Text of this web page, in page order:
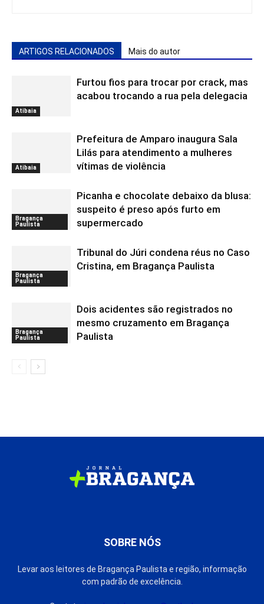
ARTIGOS RELACIONADOS Mais do autor
Atibaia
Furtou fios para trocar por crack, mas
acabou trocando a rua pela delegacia
Atibaia
Prefeitura de Amparo inaugura Sala
Lilás para atendimento a mulheres
vítimas de violência
Bragança
Paulista
Picanha e chocolate debaixo da blusa:
suspeito é preso após furto em
supermercado
Bragança
Paulista
Tribunal do Júri condena réus no Caso
Cristina, em Bragança Paulista
Bragança
Paulista
Dois acidentes são registrados no
mesmo cruzamento em Bragança
Paulista
SOBRE NÓS
Levar aos leitores de Bragança Paulista e região, informação
com padrão de excelência.